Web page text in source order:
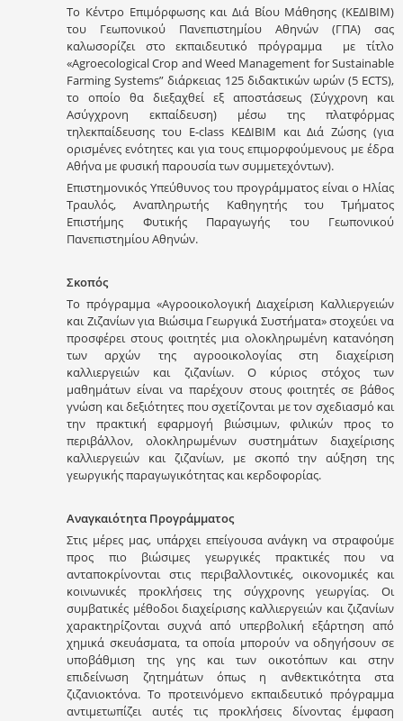
Το Κέντρο Επιμόρφωσης και Διά Βίου Μάθησης (ΚΕΔΙΒΙΜ)
του Γεωπονικού Πανεπιστημίου Αθηνών (ΓΠΑ) σας
καλωσορίζει στο εκπαιδευτικό πρόγραμμα με τίτλο
«Agroecological Crop and Weed Management for Sustainable
Farming Systems” διάρκειας 125 διδακτικών ωρών (5 ECTS),
το οποίο θα διεξαχθεί εξ αποστάσεως (Σύγχρονη και
Ασύγχρονη εκπαίδευση) μέσω της πλατφόρμας
τηλεκπαίδευσης του E-class ΚΕΔΙΒΙΜ και Διά Ζώσης (για
ορισμένες ενότητες και για τους επιμορφούμενους με έδρα
Αθήνα με φυσική παρουσία των συμμετεχόντων).
Επιστημονικός Υπεύθυνος του προγράμματος είναι ο Ηλίας
Τραυλός, Αναπληρωτής Καθηγητής του Τμήματος
Επιστήμης Φυτικής Παραγωγής του Γεωπονικού
Πανεπιστημίου Αθηνών.
Σκοπός
Το πρόγραμμα «Αγροοικολογική Διαχείριση Καλλιεργειών
και Ζιζανίων για Βιώσιμα Γεωργικά Συστήματα» στοχεύει να
προσφέρει στους φοιτητές μια ολοκληρωμένη κατανόηση
των αρχών της αγροοικολογίας στη διαχείριση
καλλιεργειών και ζιζανίων. Ο κύριος στόχος των
μαθημάτων είναι να παρέχουν στους φοιτητές σε βάθος
γνώση και δεξιότητες που σχετίζονται με τον σχεδιασμό και
την πρακτική εφαρμογή βιώσιμων, φιλικών προς το
περιβάλλον, ολοκληρωμένων συστημάτων διαχείρισης
καλλιεργειών και ζιζανίων, με σκοπό την αύξηση της
γεωργικής παραγωγικότητας και κερδοφορίας.
Αναγκαιότητα Προγράμματος
Στις μέρες μας, υπάρχει επείγουσα ανάγκη να στραφούμε
προς πιο βιώσιμες γεωργικές πρακτικές που να
ανταποκρίνονται στις περιβαλλοντικές, οικονομικές και
κοινωνικές προκλήσεις της σύγχρονης γεωργίας. Οι
συμβατικές μέθοδοι διαχείρισης καλλιεργειών και ζιζανίων
χαρακτηρίζονται συχνά από υπερβολική εξάρτηση από
χημικά σκευάσματα, τα οποία μπορούν να οδηγήσουν σε
υποβάθμιση της γης και των οικοτόπων και στην
επιδείνωση ζητημάτων όπως η ανθεκτικότητα στα
ζιζανιοκτόνα. Το προτεινόμενο εκπαιδευτικό πρόγραμμα
αντιμετωπίζει αυτές τις προκλήσεις δίνοντας έμφαση